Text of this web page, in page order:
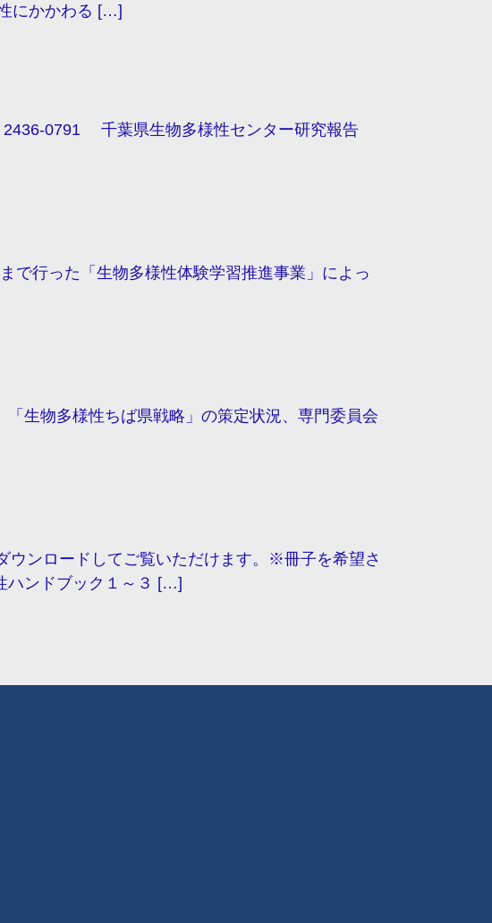
にかかわる […]
0791 千葉県生物多様性センター研究報告
行った「生物多様性体験学習推進事業」によっ
生物多様性ちば県戦略」の策定状況、専門委員会
ンロードしてご覧いただけます。※冊子を希望さ
ンドブック１～３ […]